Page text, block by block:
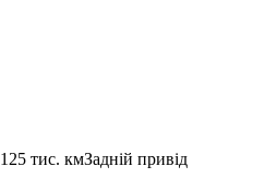
125 тис. кмЗадній привід